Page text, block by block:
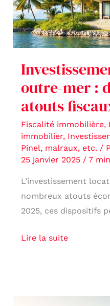
outre-mer :
atouts
Fiscalité immobilière,
immobilier,
Pinel, malraux, etc. /
25 janvier 2025 / 7
L’investissement
nombreux atouts
2025, ces dispositifs
:
dispositifs
et
fiscaux
Lire la suite